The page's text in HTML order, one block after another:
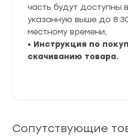
часть будут доступны
указанную выше до
местному времени;
• Инструкция по
скачиванию товара.
Сопутствующие